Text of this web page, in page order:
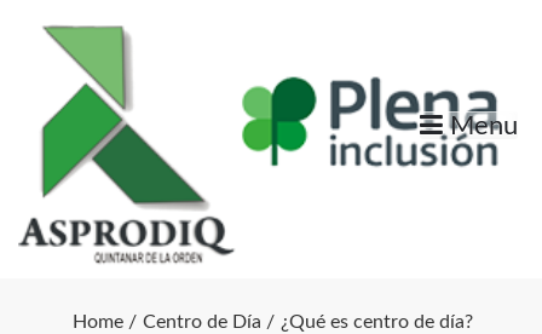
Menu
Home Centro de Día ¿Qué es centro de día?